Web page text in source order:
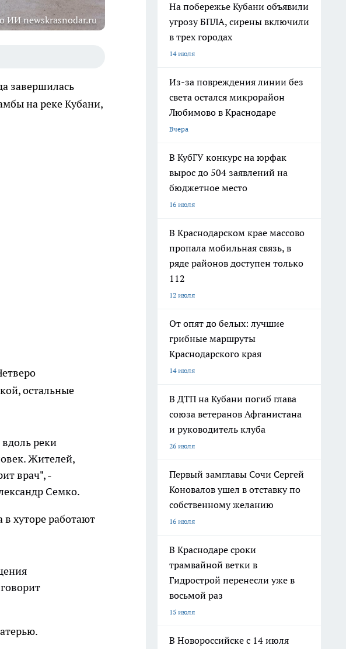
ИИ newskrasnodar.ru
завершилась
на реке Кубани,
остальные
реки
Жителей,
врач", -
Семко.
хуторе работают
На побережье Кубани объявили
угрозу БПЛА, сирены включили
в трех городах
14 июля
Из-за повреждения линии без
света остался микрорайон
Любимово в Краснодаре
Вчера
В КубГУ конкурс на юрфак
вырос до 504 заявлений на
бюджетное место
16 июля
В Краснодарском крае массово
пропала мобильная связь, в
ряде районов доступен только
112
12 июля
От опят до белых: лучшие
грибные маршруты
Краснодарского края
14 июля
В ДТП на Кубани погиб глава
союза ветеранов Афганистана
и руководитель клуба
26 июля
Первый замглавы Сочи Сергей
Коновалов ушел в отставку по
собственному желанию
16 июля
В Краснодаре сроки
трамвайной ветки в
Гидрострой перенесли уже в
восьмой раз
15 июля
В Новороссийске с 14 июля